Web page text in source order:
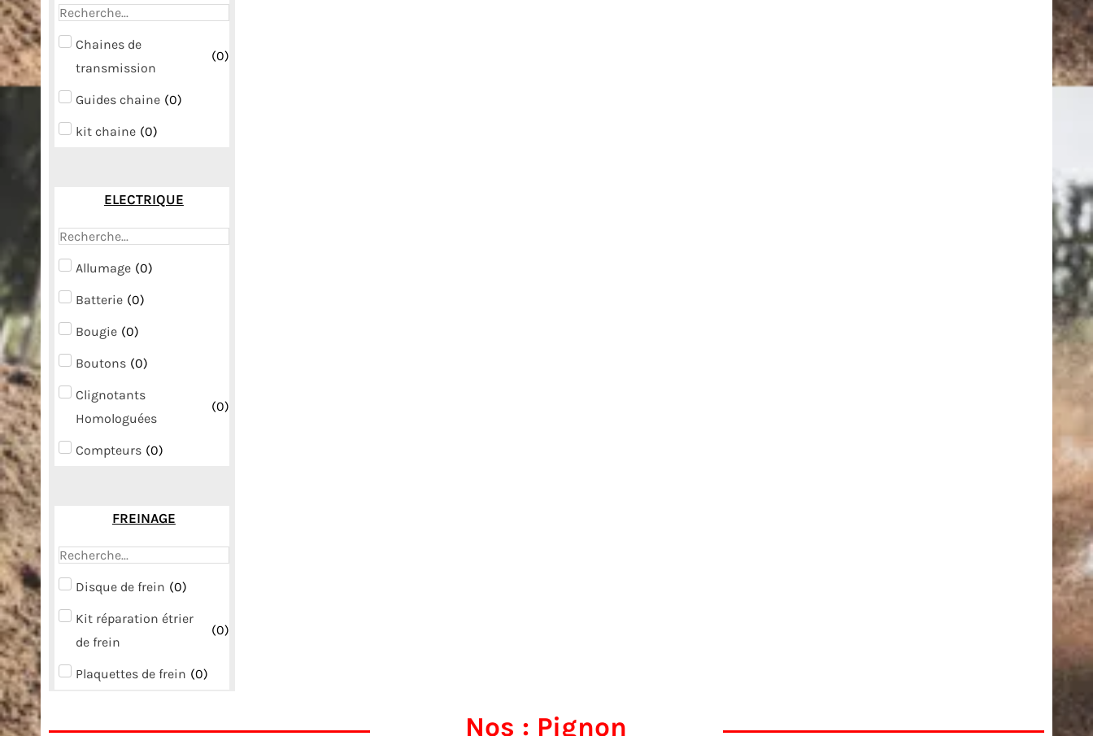
Chaines de
transmission
(0)
Guides chaine (0)
kit chaine (0)
ELECTRIQUE
Allumage (0)
Batterie (0)
Bougie (0)
Boutons (0)
Clignotants
Homologuées
(0)
Compteurs (0)
FREINAGE
Disque de frein (0)
Kit réparation étrier
de frein
(0)
Plaquettes de frein (0)
Nos : Pignon